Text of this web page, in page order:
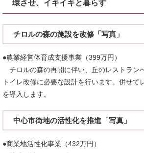
環させ、イキイキと暮らす
チロルの森の施設を改修「写真」
●農業経営体育成支援事業（399万円）
チロルの森の再開に伴い、丘のレストラン
トイレ改修に必要な設計を行います。併せて
を導入します。
中心市街地の活性化を推進「写真」
●商業地活性化事業（432万円）